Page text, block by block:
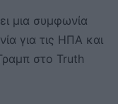
μια συμφωνία
για τις ΗΠΑ και
στο Truth